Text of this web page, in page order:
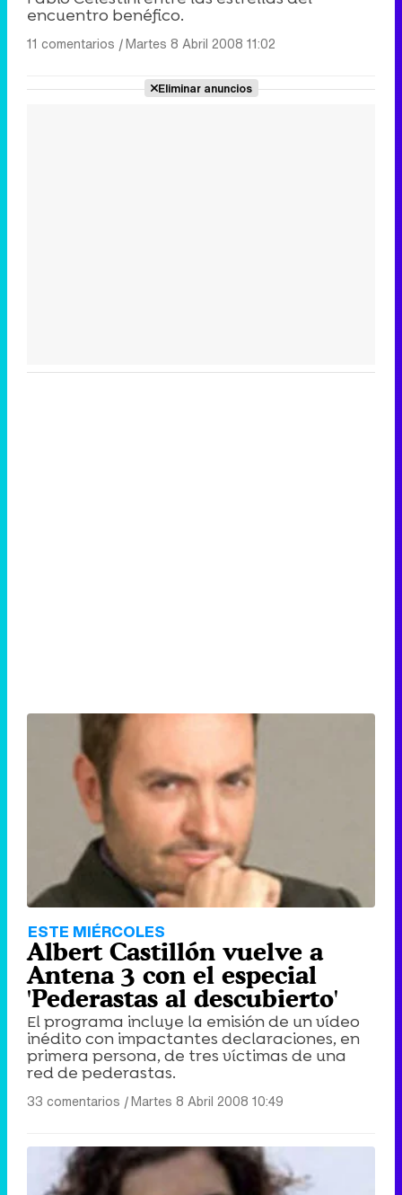
encuentro benéfico.
11 comentarios |Martes 8 Abril 2008 11:02
Eliminar anuncios
ESTE MIÉRCOLES
Albert Castillón vuelve a
Antena 3 con el especial
'Pederastas al descubierto'
El programa incluye la emisión de un vídeo
inédito con impactantes declaraciones, en
primera persona, de tres víctimas de una
red de pederastas.
33 comentarios |Martes 8 Abril 2008 10:49